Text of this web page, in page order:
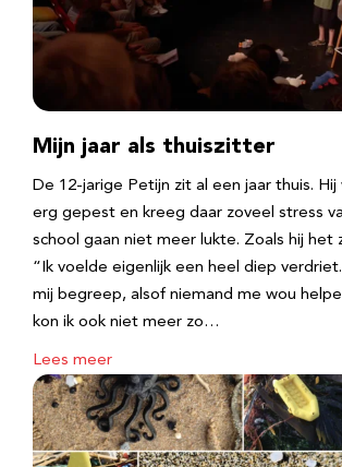
Mijn jaar als thuiszitter
De 12-jarige Petijn zit al een jaar thuis.
erg gepest en kreeg daar zoveel stress
school gaan niet meer lukte. Zoals hij het
“Ik voelde eigenlijk een heel diep
mij begreep, alsof niemand me wou
kon ik ook niet meer zo…
Lees meer